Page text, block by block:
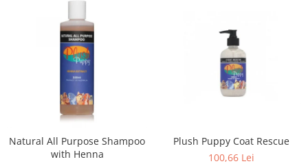
Natural All Purpose Shampoo
with Henna
Plush Puppy Coat Rescue
100,66 Lei